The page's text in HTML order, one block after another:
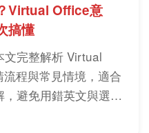
Virtual Office意
搞懂
文完整解析 Virtual
程與常見情境，適合
避免用錯英文與選錯